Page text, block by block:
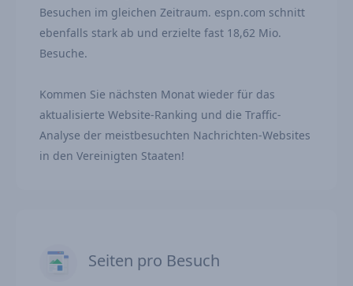
Besuchen im gleichen Zeitraum. espn.com schnitt
ebenfalls stark ab und erzielte fast 18,62 Mio.
Besuche.
Kommen Sie nächsten Monat wieder für das
aktualisierte Website-Ranking und die Traffic-
Analyse der meistbesuchten Nachrichten-Websites
in den Vereinigten Staaten!
Seiten pro Besuch